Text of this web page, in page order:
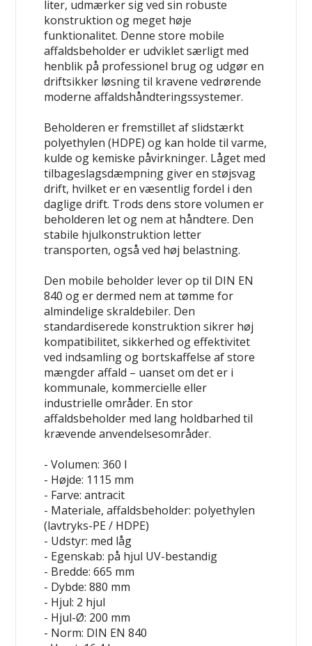
liter, udmærker sig ved sin robuste
konstruktion og meget høje
funktionalitet. Denne store mobile
affaldsbeholder er udviklet særligt med
henblik på professionel brug og udgør en
driftsikker løsning til kravene vedrørende
moderne affaldshåndteringssystemer.
Beholderen er fremstillet af slidstærkt
polyethylen (HDPE) og kan holde til varme,
kulde og kemiske påvirkninger. Låget med
tilbageslagsdæmpning giver en støjsvag
drift, hvilket er en væsentlig fordel i den
daglige drift. Trods dens store volumen er
beholderen let og nem at håndtere. Den
stabile hjulkonstruktion letter
transporten, også ved høj belastning.
Den mobile beholder lever op til DIN EN
840 og er dermed nem at tømme for
almindelige skraldebiler. Den
standardiserede konstruktion sikrer høj
kompatibilitet, sikkerhed og effektivitet
ved indsamling og bortskaffelse af store
mængder affald – uanset om det er i
kommunale, kommercielle eller
industrielle områder. En stor
affaldsbeholder med lang holdbarhed til
krævende anvendelsesområder.
- Volumen: 360 l
- Højde: 1115 mm
- Farve: antracit
- Materiale, affaldsbeholder: polyethylen
(lavtryks-PE / HDPE)
- Udstyr: med låg
- Egenskab: på hjul UV-bestandig
- Bredde: 665 mm
- Dybde: 880 mm
- Hjul: 2 hjul
- Hjul-Ø: 200 mm
- Norm: DIN EN 840